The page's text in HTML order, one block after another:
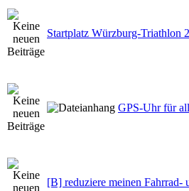
Startplatz Würzburg-Triathlon
GPS-Uhr für
[B] reduziere meinen Fahrrad-